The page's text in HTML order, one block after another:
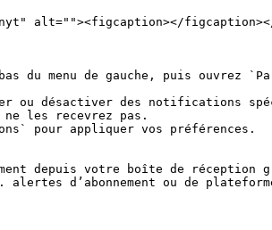
alt=""><figcaption></
menu de gauche, puis ouvrez
ou désactiver des notifications
les recevrez pas.
pour appliquer vos préférences.
depuis votre boîte de
d’abonnement ou de